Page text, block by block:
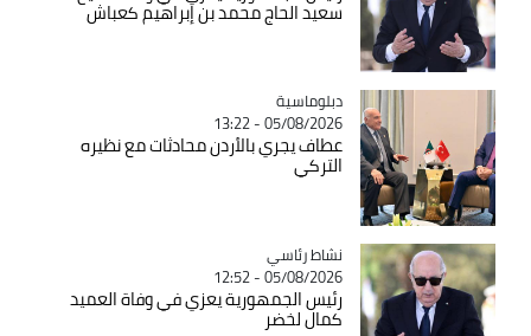
سعيد الحاج محمد بن إبراهيم كعباش
Catégorie
دبلوماسية
05/08/2026 - 13:22
عطاف يجري بالأردن محادثات مع نظيره
التركي
Catégorie
نشاط رئاسي
05/08/2026 - 12:52
رئيس الجمهورية يعزي في وفاة العميد
كمال لخضر